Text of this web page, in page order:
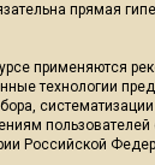
прямая
применяются
технологии
пользователей
Российской